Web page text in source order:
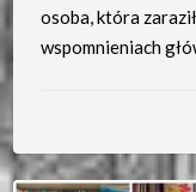
osoba, która
wspomnieniach